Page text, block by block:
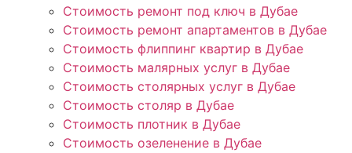
Стоимость ремонт под ключ в Дубае
Стоимость ремонт апартаментов в Дубае
Стоимость флиппинг квартир в Дубае
Стоимость малярных услуг в Дубае
Стоимость столярных услуг в Дубае
Стоимость столяр в Дубае
Стоимость плотник в Дубае
Стоимость озеленение в Дубае